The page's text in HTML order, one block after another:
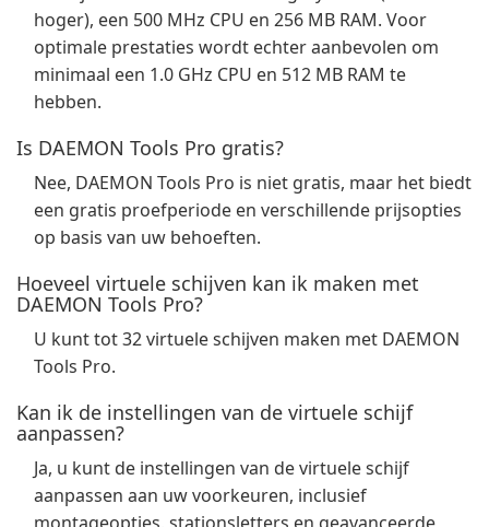
hoger), een 500 MHz CPU en 256 MB RAM. Voor
optimale prestaties wordt echter aanbevolen om
minimaal een 1.0 GHz CPU en 512 MB RAM te
hebben.
Is DAEMON Tools Pro gratis?
Nee, DAEMON Tools Pro is niet gratis, maar het biedt
een gratis proefperiode en verschillende prijsopties
op basis van uw behoeften.
Hoeveel virtuele schijven kan ik maken met
DAEMON Tools Pro?
U kunt tot 32 virtuele schijven maken met DAEMON
Tools Pro.
Kan ik de instellingen van de virtuele schijf
aanpassen?
Ja, u kunt de instellingen van de virtuele schijf
aanpassen aan uw voorkeuren, inclusief